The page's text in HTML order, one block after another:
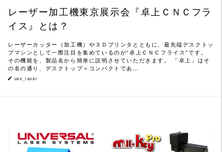
レーザー加工機東京展示会『卓上ＣＮＣフラ
イス』とは？
レーザーカッター（加工機）や３Ｄプリンタとともに、最先端デスクトッ
プマシンとして一際注目を集めているのが“卓上ＣＮＣフライス”です。
その機能を、製品名から簡単に説明させていただきます。 「卓上」はそ
の名の通り、デスクトップ＝コンパクトであ…
ues_laser